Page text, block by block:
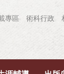
專區 術科行政